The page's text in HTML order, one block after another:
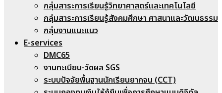
กลุ่มสาระการเรียนรู้วิทยาศาสตร์และเทคโนโลยี
กลุ่มสาระการเรียนรู้สังคมศึกษา ศาสนาและวัฒนธรรม
กลุ่มงานแนะแนว
E-services
DMC65
งานทะเบียน-วัดผล SGS
ระบบปัจจัยพื้นฐานนักเรียนยากจน (CCT)